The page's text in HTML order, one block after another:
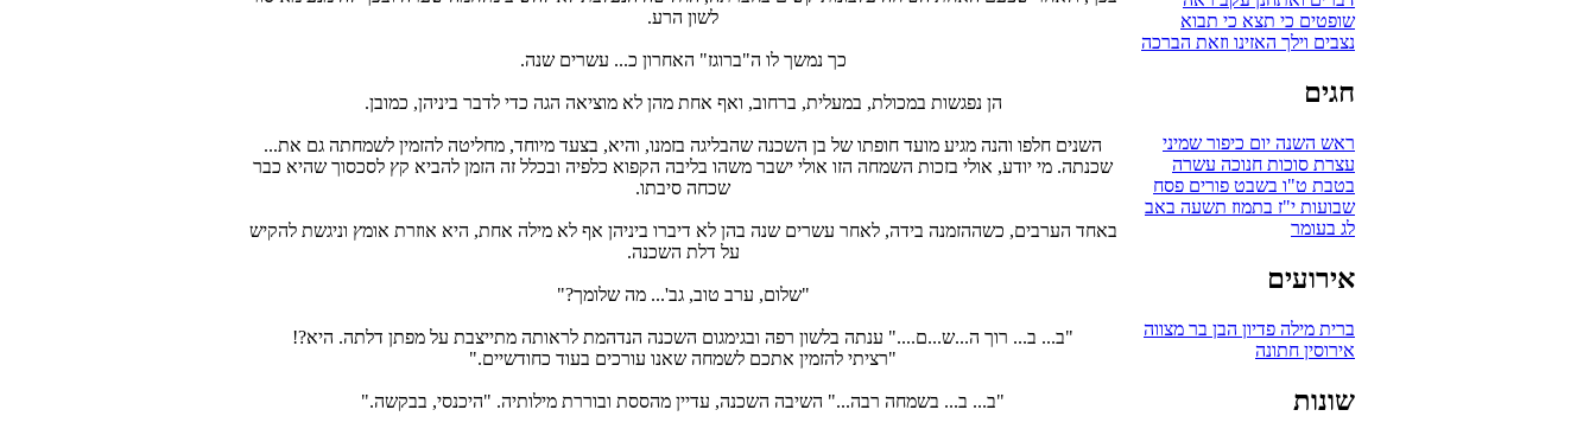
שופטים כי תצא כי תבוא
נצבים וילך האזינו וזאת הברכה
חגים
ראש השנה יום כיפור שמיני
עצרת סוכות חנוכה עשרה
בטבת ט"ו בשבט פורים פסח
שבועות י"ז בתמוז תשעה באב
לג בעומר
אירועים
ברית מילה פדיון הבן בר מצווה
אירוסין חתונה
שונות
לשון הרע.
כך נמשך לו ה"ברוגז" האחרון כ... עשרים שנה.
הן נפגשות במכולת, במעלית, ברחוב, ואף אחת מהן לא מוציאה הגה כדי לדבר ביניהן, כמובן.
השנים חלפו והנה מגיע מועד חופתו של בן השכנה שהבליגה בזמנו, והיא, בצעד מיוחד, מחליטה להזמין לשמחתה גם את...
שכנתה. מי יודע, אולי בזכות השמחה הזו אולי ישבר משהו בליבה הקפוא כלפיה ובכלל זה הזמן להביא קץ לסכסוך שהיא כבר
שכחה סיבתו.
באחד הערבים, כשההזמנה בידה, לאחר עשרים שנה בהן לא דיברו ביניהן אף לא מילה אחת, היא אוזרת אומץ וניגשת להקיש
על דלת השכנה.
"שלום, ערב טוב, גב'... מה שלומך?"
"ב... ב... רוך ה...ש...ם...." ענתה בלשון רפה ובגימגום השכנה הנדהמת לראותה מתייצבת על מפתן דלתה. היא?!
"רציתי להזמין אתכם לשמחה שאנו עורכים בעוד כחודשיים."
"ב... ב... בשמחה רבה..." השיבה השכנה, עדיין מהססת ובוררת מילותיה. "היכנסי, בבקשה."